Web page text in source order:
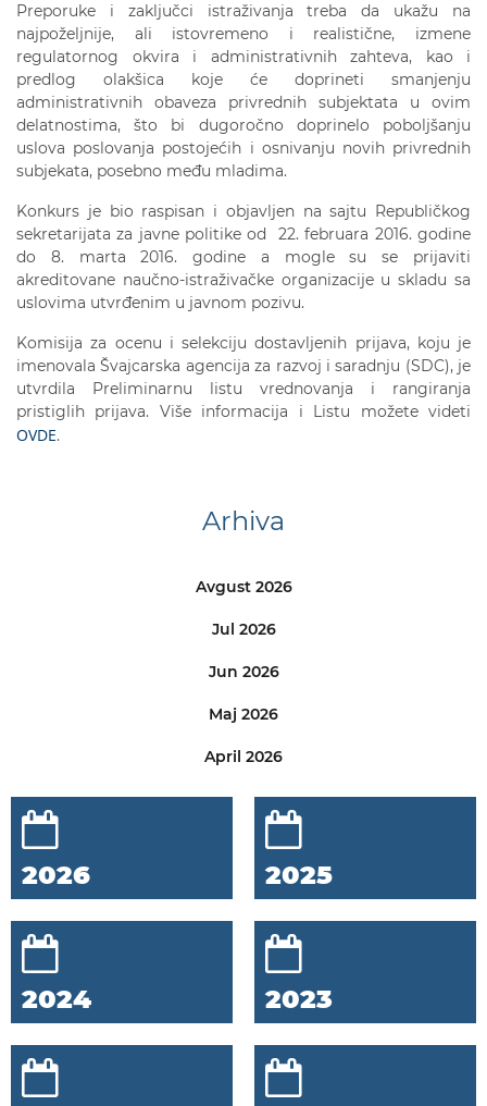
Preporuke i zaključci istraživanja treba da ukažu na
najpoželjnije, ali istovremeno i realistične, izmene
regulatornog okvira i administrativnih zahteva, kao i
predlog olakšica koje će doprineti smanjenju
administrativnih obaveza privrednih subjektata u ovim
delatnostima, što bi dugoročno doprinelo poboljšanju
uslova poslovanja postojećih i osnivanju novih privrednih
subjekata, posebno među mladima.
Konkurs je bio raspisan i objavljen na sajtu Republičkog
sekretarijata za javne politike od 22. februara 2016. godine
do 8. marta 2016. godine a mogle su se prijaviti
akreditovane naučno-istraživačke organizacije u skladu sa
uslovima utvrđenim u javnom pozivu.
Komisija za ocenu i selekciju dostavljenih prijava, koju je
imenovala Švajcarska agencija za razvoj i saradnju (SDC), je
utvrdila Preliminarnu listu vrednovanja i rangiranja
pristiglih prijava. Više informacija i Listu možete videti
OVDE.
Arhiva
Avgust 2026
Jul 2026
Jun 2026
Maj 2026
April 2026
2026 2025
2024 2023